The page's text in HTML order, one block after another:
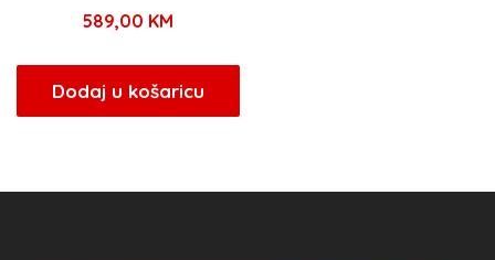
589,00 KM
Dodaj u košaricu